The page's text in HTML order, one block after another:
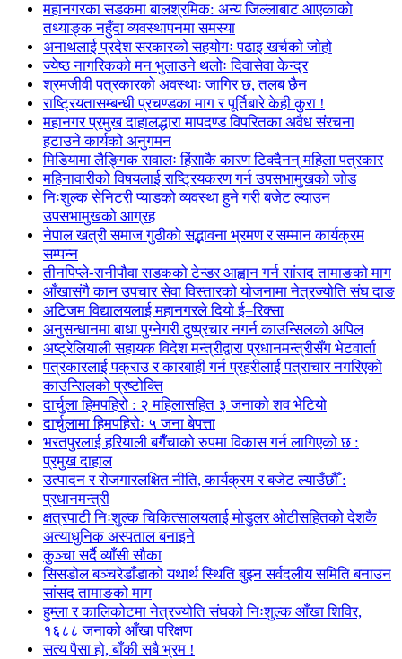
महानगरका सडकमा बालश्रमिक: अन्य जिल्लाबाट आएकाको
तथ्याङ्क नहुँदा व्यवस्थापनमा समस्या
अनाथलाई प्रदेश सरकारको सहयोगः पढाइ खर्चको जोहो
ज्येष्ठ नागरिकको मन भुलाउने थलोः दिवासेवा केन्द्र
श्रमजीवी पत्रकारको अवस्थाः जागिर छ, तलब छैन
राष्ट्रियतासम्बन्धी प्रचण्डका माग र पूर्तिबारे केही कुरा !
महानगर प्रमुख दाहालद्धारा मापदण्ड विपरितका अवैध संरचना
हटाउने कार्यको अनुगमन
मिडियामा लैङ्गिक सवालः हिंसाकै कारण टिक्दैनन् महिला पत्रकार
महिनावारीको विषयलाई राष्ट्रियकरण गर्न उपसभामुखको जोड
निःशुल्क सेनिटरी प्याडको व्यवस्था हुने गरी बजेट ल्याउन
उपसभामुखको आग्रह
नेपाल खत्री समाज गुठीको सद्भावना भ्रमण र सम्मान कार्यक्रम
सम्पन्न
तीनपिप्ले-रानीपौवा सडकको टेन्डर आह्वान गर्न सांसद तामाङको माग
आँखासंगै कान उपचार सेवा विस्तारको योजनामा नेत्रज्योति संघ दाङ
अटिजम विद्यालयलाई महानगरले दियो ई–रिक्सा
अनुसन्धानमा बाधा पुग्नेगरी दुष्प्रचार नगर्न काउन्सिलको अपिल
अष्ट्रेलियाली सहायक विदेश मन्त्रीद्वारा प्रधानमन्त्रीसँग भेटवार्ता
पत्रकारलाई पक्राउ र कारबाही गर्न प्रहरीलाई पत्राचार नगरिएको
काउन्सिलको प्रष्टोक्ति
दार्चुला हिमपहिरो : २ महिलासहित ३ जनाको शव भेटियो
दार्चुलामा हिमपहिरोः ५ जना बेपत्ता
भरतपुरलाई हरियाली बगैँचाको रुपमा विकास गर्न लागिएको छ :
प्रमुख दाहाल
उत्पादन र रोजगारलक्षित नीति, कार्यक्रम र बजेट ल्याउँछौँ :
प्रधानमन्त्री
क्षत्रपाटी निःशुल्क चिकित्सालयलाई मोडुलर ओटीसहितको देशकै
अत्याधुनिक अस्पताल बनाइने
कुञ्चा सर्दै व्याँसी सौका
सिसडोल बञ्चरेडाँडाको यथार्थ स्थिति बुझ्न सर्वदलीय समिति बनाउन
सांसद तामाङको माग
हुम्ला र कालिकोटमा नेत्रज्योति संघको निःशुल्क आँखा शिविर,
१६८८ जनाको आँखा परिक्षण
सत्य पैसा हो, बाँकी सबै भ्रम !